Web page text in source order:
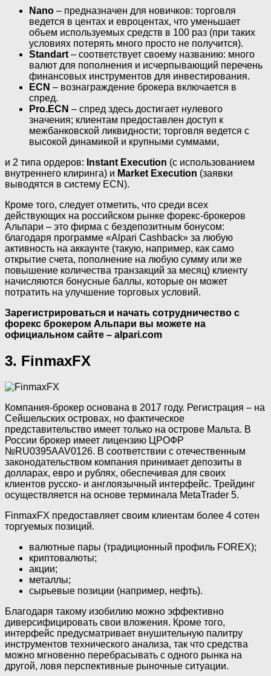
Nano – предназначен для новичков: торговля
ведется в центах и евроцентах, что уменьшает
объем используемых средств в 100 раз (при таких
условиях потерять много просто не получится).
Standart – соответствует своему названию: много
валют для пополнения и исчерпывающий перечень
финансовых инструментов для инвестирования.
ECN – вознаграждение брокера включается в
спред.
Pro.ECN – спред здесь достигает нулевого
значения; клиентам предоставлен доступ к
межбанковской ликвидности; торговля ведется с
высокой динамикой и крупными суммами,
и 2 типа ордеров: Instant Execution (с использованием
внутреннего клиринга) и Market Execution (заявки
выводятся в систему ECN).
Кроме того, следует отметить, что среди всех
действующих на российском рынке форекс-брокеров
Альпари – это фирма с бездепозитным бонусом:
благодаря программе «Alpari Cashback» за любую
активность на аккаунте (такую, например, как само
открытие счета, пополнение на любую сумму или же
повышение количества транзакций за месяц) клиенту
начисляются бонусные баллы, которые он может
потратить на улучшение торговых условий.
Зарегистрироваться и начать сотрудничество с
форекс брокером Альпари вы можете на
официальном сайте – alpari.com
3. FinmaxFX
Компания-брокер основана в 2017 году. Регистрация – на
Сейшельских островах, но фактическое
представительство имеет только на острове Мальта. В
России брокер имеет лицензию ЦРОФР
№RU0395AAV0126. В соответствии с отечественным
законодательством компания принимает депозиты в
долларах, евро и рублях, обеспечивая для своих
клиентов русско- и англоязычный интерфейс. Трейдинг
осуществляется на основе терминала MetaTrader 5.
FinmaxFX предоставляет своим клиентам более 4 сотен
торгуемых позиций.
валютные пары (традиционный профиль FOREX);
криптовалюты;
акции;
металлы;
сырьевые позиции (например, нефть).
Благодаря такому изобилию можно эффективно
диверсифицировать свои вложения. Кроме того,
интерфейс предусматривает внушительную палитру
инструментов технического анализа, так что средства
можно мгновенно перебрасывать с одного рынка на
другой, ловя перспективные рыночные ситуации.